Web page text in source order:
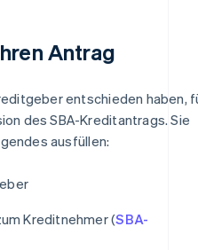
Antrag
entschieden haben,
des SBA-Kreditantrags. Sie
ausfüllen:
Kreditnehmer (SBA-